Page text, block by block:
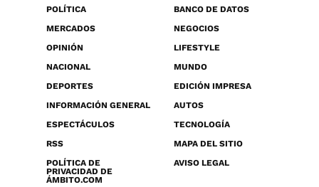
POLÍTICA
BANCO DE DATOS
MERCADOS
NEGOCIOS
OPINIÓN
LIFESTYLE
NACIONAL
MUNDO
DEPORTES
EDICIÓN IMPRESA
INFORMACIÓN GENERAL
AUTOS
ESPECTÁCULOS
TECNOLOGÍA
RSS
MAPA DEL SITIO
POLÍTICA DE
PRIVACIDAD DE
ÁMBITO.COM
AVISO LEGAL